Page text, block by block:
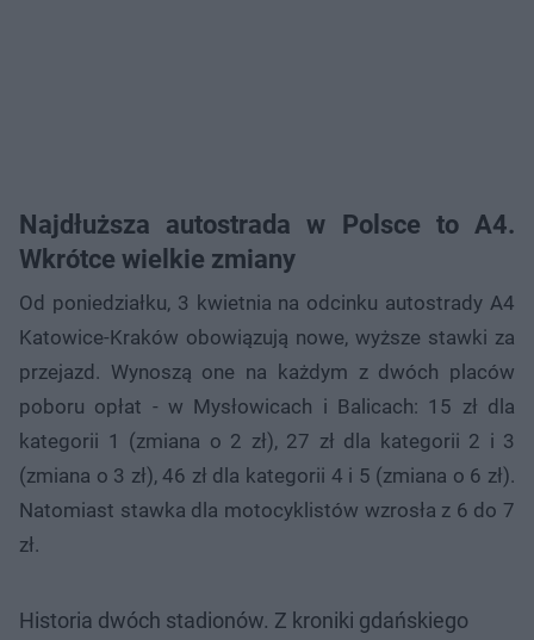
Najdłuższa autostrada w Polsce to A4.
Wkrótce wielkie zmiany
Od poniedziałku, 3 kwietnia na odcinku autostrady A4
Katowice-Kraków obowiązują nowe, wyższe stawki za
przejazd. Wynoszą one na każdym z dwóch placów
poboru opłat - w Mysłowicach i Balicach: 15 zł dla
kategorii 1 (zmiana o 2 zł), 27 zł dla kategorii 2 i 3
(zmiana o 3 zł), 46 zł dla kategorii 4 i 5 (zmiana o 6 zł).
Natomiast stawka dla motocyklistów wzrosła z 6 do 7
zł.
Historia dwóch stadionów. Z kroniki gdańskiego